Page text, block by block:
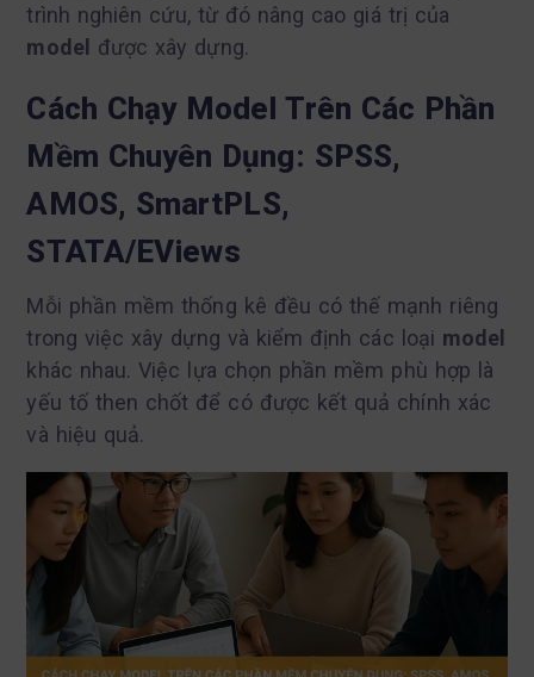
trình nghiên cứu, từ đó nâng cao giá trị của
model được xây dựng.
Cách Chạy Model Trên Các Phần
Mềm Chuyên Dụng: SPSS,
AMOS, SmartPLS,
STATA/EViews
Mỗi phần mềm thống kê đều có thế mạnh riêng
trong việc xây dựng và kiểm định các loại model
khác nhau. Việc lựa chọn phần mềm phù hợp là
yếu tố then chốt để có được kết quả chính xác
và hiệu quả.